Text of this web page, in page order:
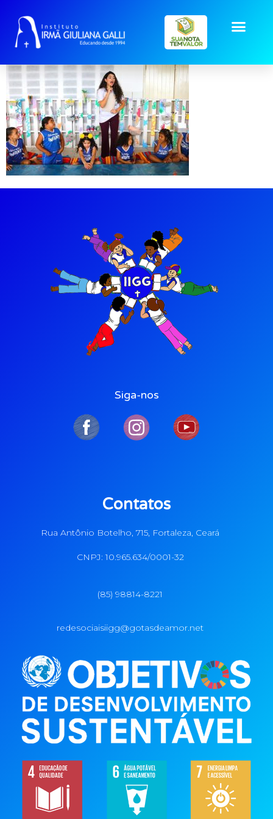
galeria-ritmo (2)
Siga-nos
Contatos
Rua Antônio Botelho, 715, Fortaleza, Ceará
CNPJ: 10.965.634/0001-32
(85) 98814-8221
redesociaisiigg@gotasdeamor.net